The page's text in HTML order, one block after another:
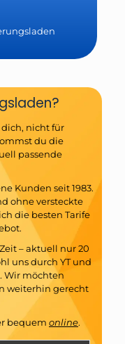
nicht für
du die
passende
Kunden seit 1983.
ohne versteckte
die besten Tarife
– aktuell nur 20
uns durch YT und
Wir möchten
weiterhin gerecht
bequem online.